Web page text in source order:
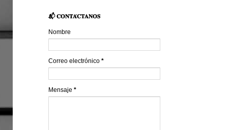
📬 𝐂𝐎𝐍𝐓𝐀́𝐂𝐓𝐀𝐍𝐎𝐒
Nombre
Correo electrónico *
Mensaje *